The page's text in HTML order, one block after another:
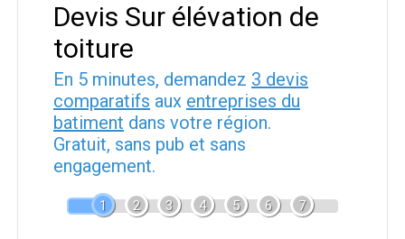
Devis Sur élévation de
toiture
En 5 minutes, demandez 3 devis
comparatifs aux entreprises du
batiment dans votre région.
Gratuit, sans pub et sans
engagement.
1 2 3 4 5 6 7